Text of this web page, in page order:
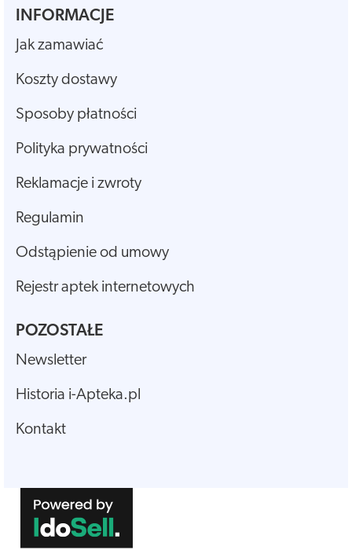
INFORMACJE
Jak zamawiać
Koszty dostawy
Sposoby płatności
Polityka prywatności
Reklamacje i zwroty
Regulamin
Odstąpienie od umowy
Rejestr aptek internetowych
POZOSTAŁE
Newsletter
Historia i-Apteka.pl
Kontakt